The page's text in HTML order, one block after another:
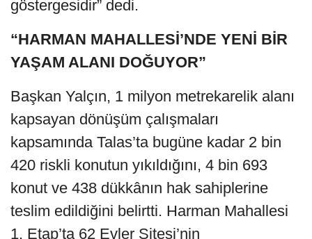
göstergesidir” dedi.
“HARMAN MAHALLESİ’NDE YENİ BİR
YAŞAM ALANI DOĞUYOR”
Başkan Yalçın, 1 milyon metrekarelik alanı
kapsayan dönüşüm çalışmaları
kapsamında Talas’ta bugüne kadar 2 bin
420 riskli konutun yıkıldığını, 4 bin 693
konut ve 438 dükkânın hak sahiplerine
teslim edildiğini belirtti. Harman Mahallesi
1. Etap’ta 62 Evler Sitesi’nin